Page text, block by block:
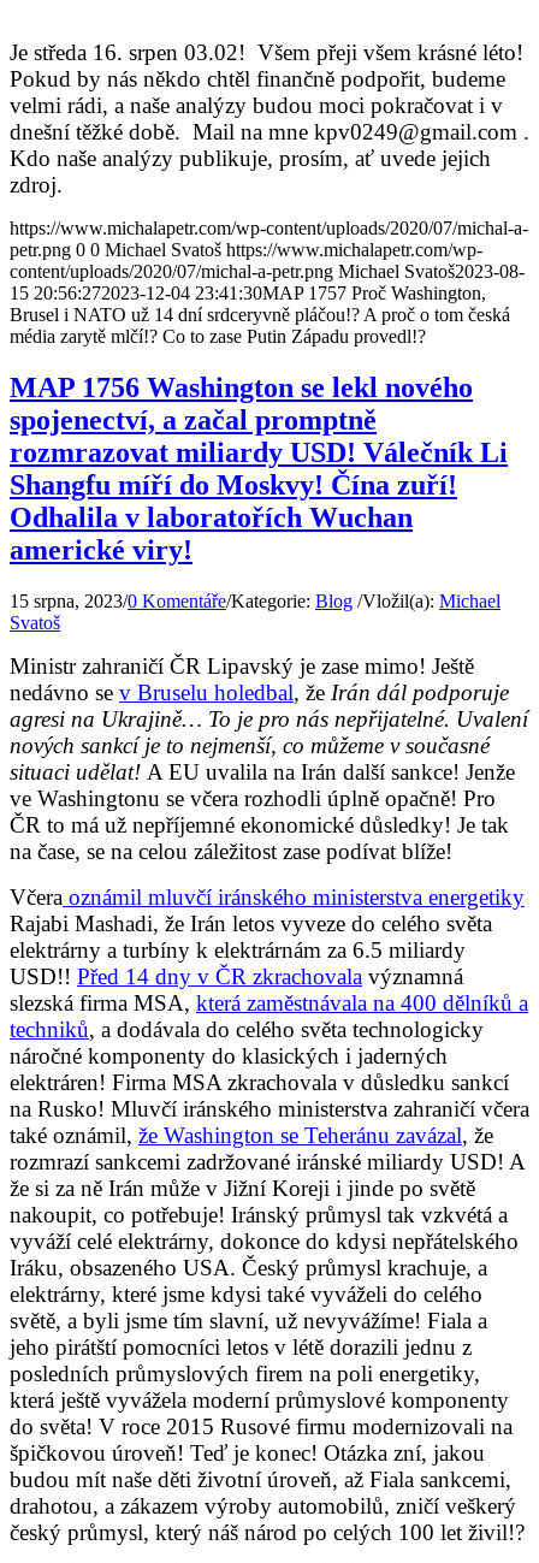
Je středa 16. srpen 03.02! Všem přeji všem krásné léto!
Pokud by nás někdo chtěl finančně podpořit, budeme
velmi rádi, a naše analýzy budou moci pokračovat i v
dnešní těžké době. Mail na mne kpv0249@gmail.com .
Kdo naše analýzy publikuje, prosím, ať uvede jejich
zdroj.
https://www.michalapetr.com/wp-content/uploads/2020/07/michal-a-
petr.png 0 0 Michael Svatoš https://www.michalapetr.com/wp-
content/uploads/2020/07/michal-a-petr.png Michael Svatoš2023-08-
15 20:56:272023-12-04 23:41:30MAP 1757 Proč Washington,
Brusel i NATO už 14 dní srdceryvně pláčou!? A proč o tom česká
média zarytě mlčí!? Co to zase Putin Západu provedl!?
MAP 1756 Washington se lekl nového
spojenectví, a začal promptně
rozmrazovat miliardy USD! Válečník Li
Shangfu míří do Moskvy! Čína zuří!
Odhalila v laboratořích Wuchan
americké viry!
15 srpna, 2023/0 Komentáře/Kategorie: Blog /Vložil(a): Michael
Svatoš
Ministr zahraničí ČR Lipavský je zase mimo! Ještě
nedávno se v Bruselu holedbal, že Irán dál podporuje
agresi na Ukrajině… To je pro nás nepřijatelné. Uvalení
nových sankcí je to nejmenší, co můžeme v současné
situaci udělat! A EU uvalila na Irán další sankce! Jenže
ve Washingtonu se včera rozhodli úplně opačně! Pro
ČR to má už nepříjemné ekonomické důsledky! Je tak
na čase, se na celou záležitost zase podívat blíže!
Včera oznámil mluvčí iránského ministerstva energetiky
Rajabi Mashadi, že Irán letos vyveze do celého světa
elektrárny a turbíny k elektrárnám za 6.5 miliardy
USD!! Před 14 dny v ČR zkrachovala významná
slezská firma MSA, která zaměstnávala na 400 dělníků a
techniků, a dodávala do celého světa technologicky
náročné komponenty do klasických i jaderných
elektráren! Firma MSA zkrachovala v důsledku sankcí
na Rusko! Mluvčí iránského ministerstva zahraničí včera
také oznámil, že Washington se Teheránu zavázal, že
rozmrazí sankcemi zadržované iránské miliardy USD! A
že si za ně Irán může v Jižní Koreji i jinde po světě
nakoupit, co potřebuje! Iránský průmysl tak vzkvétá a
vyváží celé elektrárny, dokonce do kdysi nepřátelského
Iráku, obsazeného USA. Český průmysl krachuje, a
elektrárny, které jsme kdysi také vyváželi do celého
světě, a byli jsme tím slavní, už nevyvážíme! Fiala a
jeho pirátští pomocníci letos v létě dorazili jednu z
posledních průmyslových firem na poli energetiky,
která ještě vyvážela moderní průmyslové komponenty
do světa! V roce 2015 Rusové firmu modernizovali na
špičkovou úroveň! Teď je konec! Otázka zní, jakou
budou mít naše děti životní úroveň, až Fiala sankcemi,
drahotou, a zákazem výroby automobilů, zničí veškerý
český průmysl, který náš národ po celých 100 let živil!?